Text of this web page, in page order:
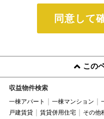
同意して
この
収益物件検索
一棟アパート 一棟マンション
戸建賃貸
賃貸併用住宅 その他